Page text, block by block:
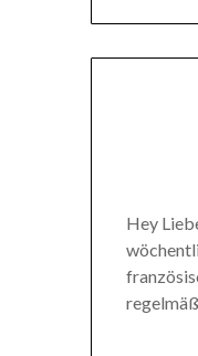
Hey